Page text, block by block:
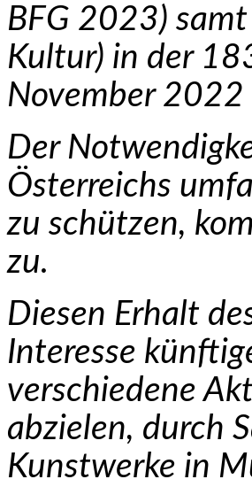
BFG 2023)
Kultur) in der
November 2022
Der
Österreichs
zu schützen,
zu.
Diesen Erhalt
Interesse
verschiedene
abzielen, durch
Kunstwerke in